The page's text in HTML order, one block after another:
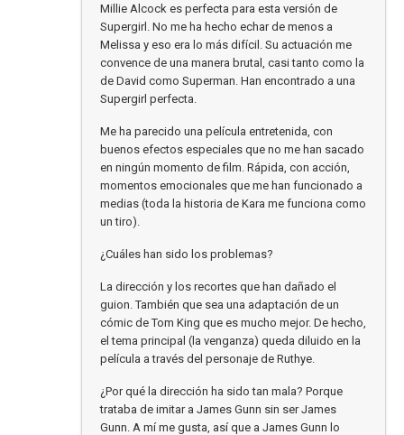
Millie Alcock es perfecta para esta versión de
Supergirl. No me ha hecho echar de menos a
Melissa y eso era lo más difícil. Su actuación me
convence de una manera brutal, casi tanto como la
de David como Superman. Han encontrado a una
Supergirl perfecta.
Me ha parecido una película entretenida, con
buenos efectos especiales que no me han sacado
en ningún momento de film. Rápida, con acción,
momentos emocionales que me han funcionado a
medias (toda la historia de Kara me funciona como
un tiro).
¿Cuáles han sido los problemas?
La dirección y los recortes que han dañado el
guion. También que sea una adaptación de un
cómic de Tom King que es mucho mejor. De hecho,
el tema principal (la venganza) queda diluido en la
película a través del personaje de Ruthye.
¿Por qué la dirección ha sido tan mala? Porque
trataba de imitar a James Gunn sin ser James
Gunn. A mí me gusta, así que a James Gunn lo